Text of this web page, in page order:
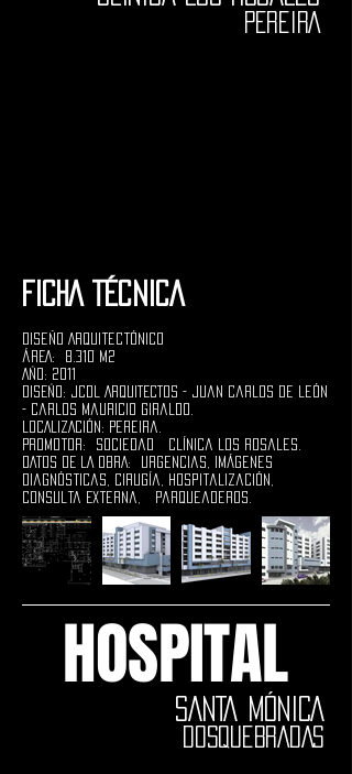
PEREIRA
FICHA TÉCNICA
Diseño Arquitectónico
ÁREA: 8.310 M2
AÑO: 2011
DISEÑO: JCDL ARQUITECTOS - Juan Carlos de León
- Carlos Mauricio Giraldo.
LOCALIZACIÓN: Pereira.
Promotor: Sociedad Clínica Los Rosales.
DATOS DE LA OBRA: Urgencias, Imágenes
Diagnósticas, Cirugía, Hospitalización,
Consulta Externa, Parqueaderos.
DOSQUEBRADAS
SANTA MÓNICA
HOSPITAL